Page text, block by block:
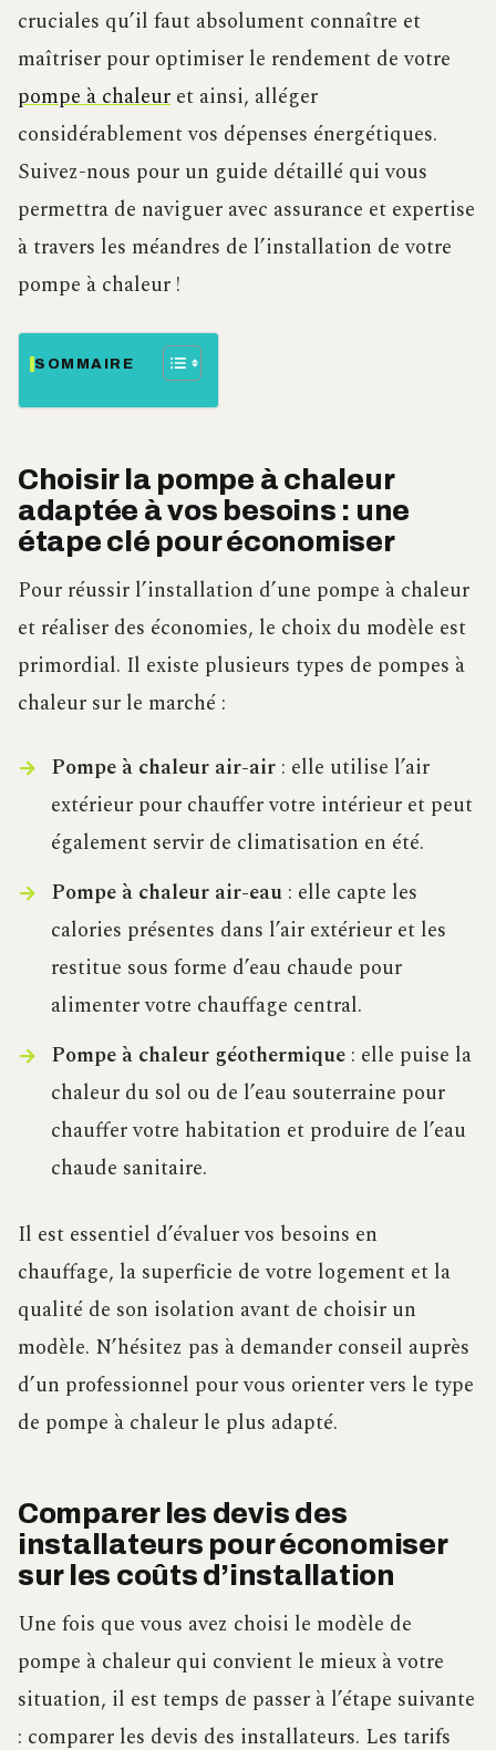
cruciales qu’il faut absolument connaître et
maîtriser pour optimiser le rendement de votre
pompe à chaleur et ainsi, alléger
considérablement vos dépenses énergétiques.
Suivez-nous pour un guide détaillé qui vous
permettra de naviguer avec assurance et expertise
à travers les méandres de l’installation de votre
pompe à chaleur !
SOMMAIRE
Choisir la pompe à chaleur
adaptée à vos besoins : une
étape clé pour économiser
Pour réussir l’installation d’une pompe à chaleur
et réaliser des économies, le choix du modèle est
primordial. Il existe plusieurs types de pompes à
chaleur sur le marché :
Pompe à chaleur air-air: elle utilise l’air
extérieur pour chauffer votre intérieur et peut
également servir de climatisation en été.
Pompe à chaleur air-eau: elle capte les
calories présentes dans l’air extérieur et les
restitue sous forme d’eau chaude pour
alimenter votre chauffage central.
Pompe à chaleur géothermique: elle puise la
chaleur du sol ou de l’eau souterraine pour
chauffer votre habitation et produire de l’eau
chaude sanitaire.
Il est essentiel d’évaluer vos besoins en
chauffage, la superficie de votre logement et la
qualité de son isolation avant de choisir un
modèle. N’hésitez pas à demander conseil auprès
d’un professionnel pour vous orienter vers le type
de pompe à chaleur le plus adapté.
Comparer les devis des
installateurs pour économiser
sur les coûts d’installation
Une fois que vous avez choisi le modèle de
pompe à chaleur qui convient le mieux à votre
situation, il est temps de passer à l’étape suivante
: comparer les devis des installateurs. Les tarifs